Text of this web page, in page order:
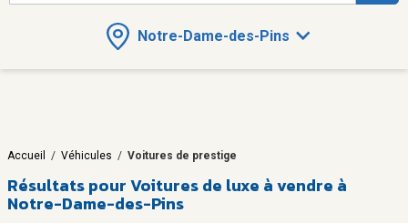
Notre-Dame-des-Pins
Accueil / Véhicules / Voitures de prestige
Résultats pourVoitures de luxe à vendre à
Notre-Dame-des-Pins